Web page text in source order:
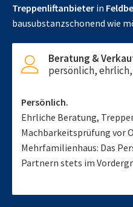
Treppenliftanbieter in
bausubstanzschonend wie
Beratung &
persönlich,
Persönlich.
Ehrliche Beratung,
Machbarkeitsprüfung vor
Mehrfamilienhaus: Das
Partnern stets im